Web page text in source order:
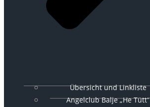
Übersicht und Linkliste
Angelclub Balje „He Tütt“